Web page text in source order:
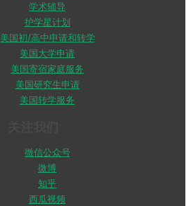
学术辅导
护学星计划
美国初/高中申请和转学
美国大学申请
美国寄宿家庭服务
美国研究生申请
美国转学服务
微信公众号
微博
知乎
西瓜视频